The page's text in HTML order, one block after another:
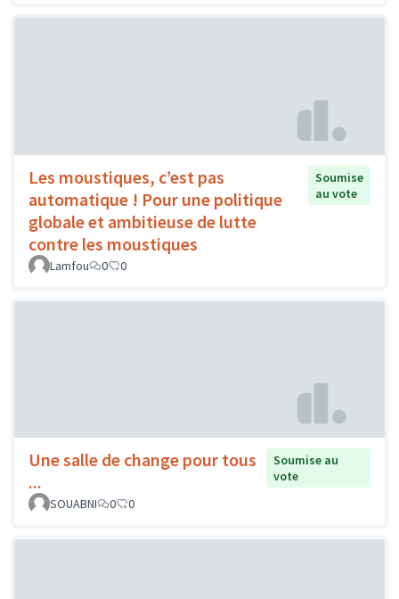
Les moustiques, c’est pas
automatique ! Pour une politique
globale et ambitieuse de lutte
contre les moustiques
Soumise
au vote
Lamfou 0 0
Une salle de change pour tous
...
Soumise au
vote
SOUABNI
0 0